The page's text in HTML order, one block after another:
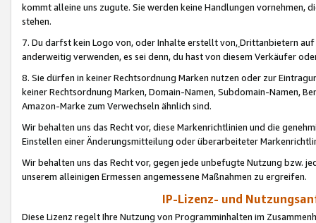
kommt alleine uns zugute. Sie werden keine Handlungen vornehmen,
stehen.
7. Du darfst kein Logo von, oder Inhalte erstellt von,Drittanbietern auf
anderweitig verwenden, es sei denn, du hast von diesem Verkäufer
8. Sie dürfen in keiner Rechtsordnung Marken nutzen oder zur
keiner Rechtsordnung Marken, Domain-Namen, Subdomain-Namen,
Amazon-Marke zum Verwechseln ähnlich sind.
Wir behalten uns das Recht vor, diese Markenrichtlinien und die
Einstellen einer Änderungsmitteilung oder überarbeiteter
Wir behalten uns das Recht vor, gegen jede unbefugte Nutzung bzw.
unserem alleinigen Ermessen angemessene Maßnahmen zu ergreifen.
IP-Lizenz- und
Diese Lizenz regelt Ihre Nutzung von Programminhalten im